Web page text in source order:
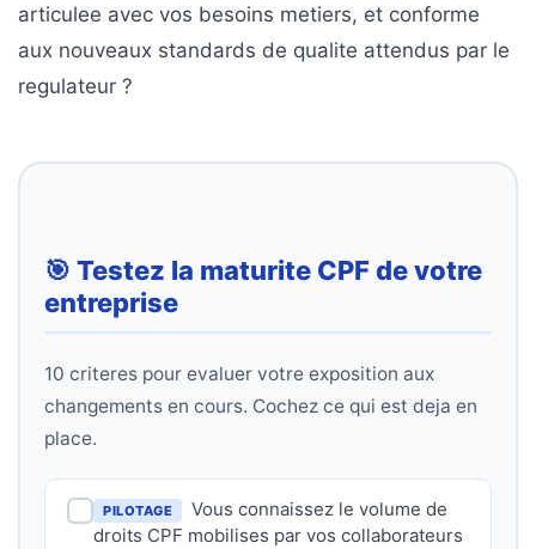
articulee avec vos besoins metiers, et conforme
aux nouveaux standards de qualite attendus par le
regulateur ?
🎯 Testez la maturite CPF de votre
entreprise
10 criteres pour evaluer votre exposition aux
changements en cours. Cochez ce qui est deja en
place.
PILOTAGE
Vous connaissez le volume de
droits CPF mobilises par vos collaborateurs